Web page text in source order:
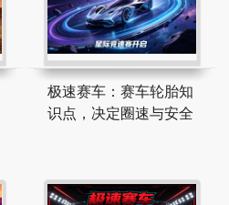
极速赛车：赛车轮胎知
识点，决定圈速与安全